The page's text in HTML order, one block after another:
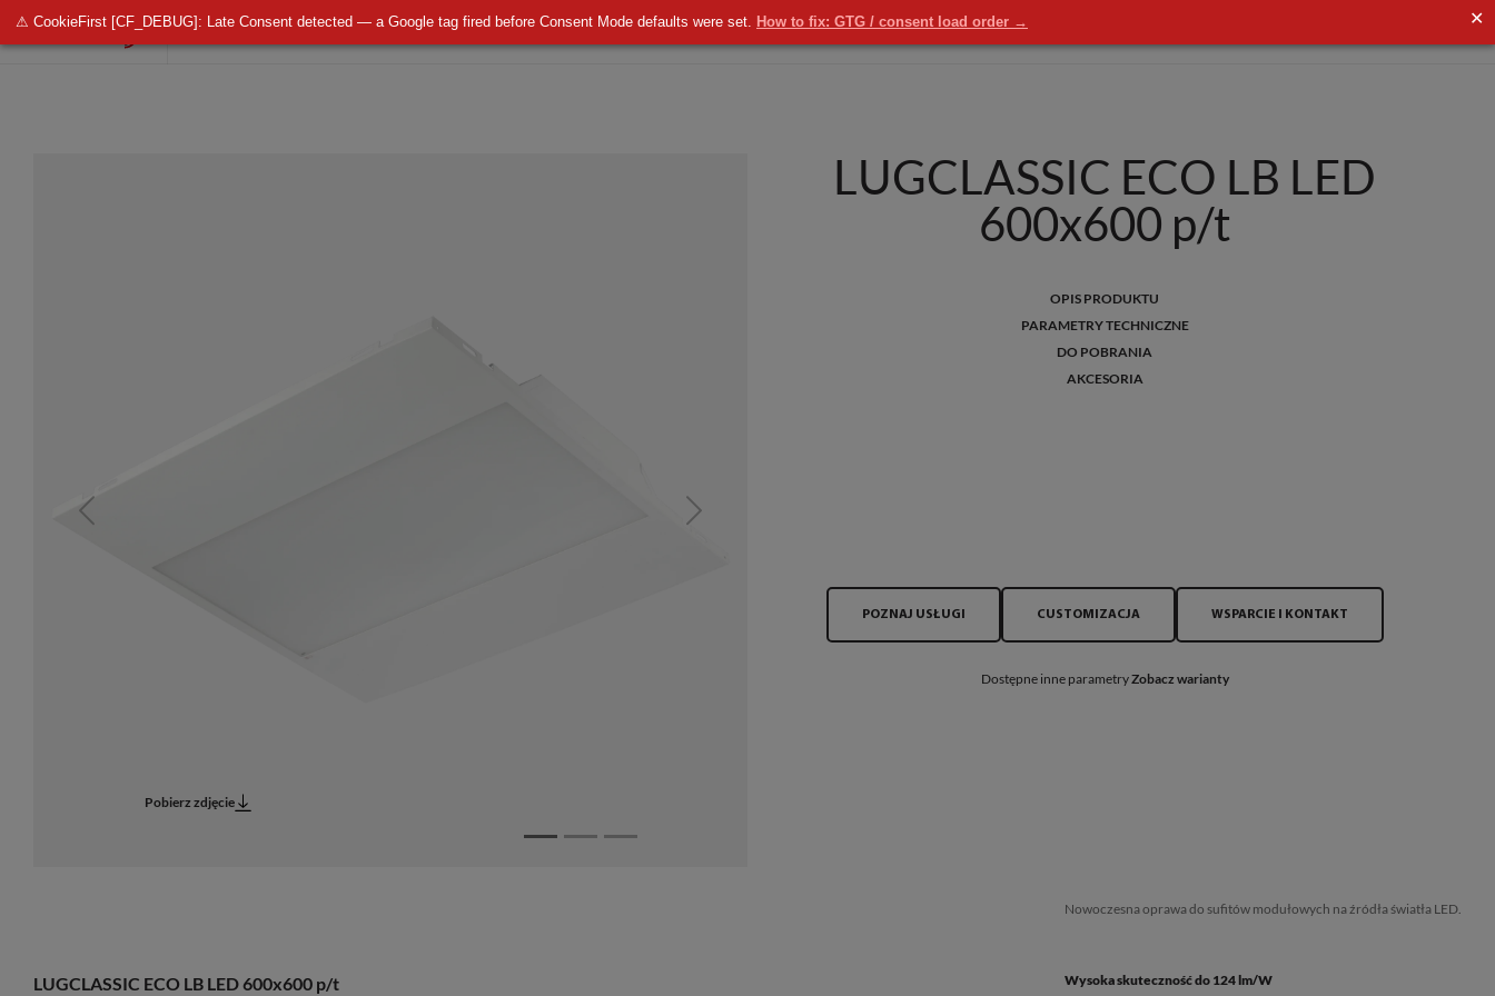
⚠ CookieFirst [CF_DEBUG]: Late Consent detected — a Google tag fired before Consent Mode defaults were set. How to fix: GTG / consent load order → ✕
OŚWIETLENIE KOMERCYJNE
Previous Next
Pobierz zdjęcie
LUGCLASSIC ECO LB LED
600x600 p/t
OPIS PRODUKTU
PARAMETRY TECHNICZNE
DO POBRANIA
AKCESORIA
POZNAJ USŁUGI CUSTOMIZACJA WSPARCIE I KONTAKT
Dostępne inne parametryZobacz warianty
LUGCLASSIC ECO LB LED 600x600 p/t
Nowoczesna oprawa do sufitów modułowych na źródła światła LED.
Wysoka skuteczność do 124 lm/W